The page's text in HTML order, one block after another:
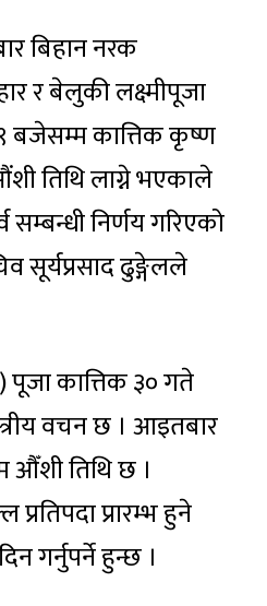
बिहान नरक
र बेलुकी लक्ष्मीपूजा
बजेसम्म कात्तिक कृष्ण
तिथि लाग्ने भएकाले
सम्बन्धी निर्णय गरिएको
सूर्यप्रसाद ढुङ्गेलले
पूजा कात्तिक ३० गते
वचन छ । आइतबार
औँशी तिथि छ ।
प्रारम्भ हुने
गर्नुपर्ने हुन्छ ।